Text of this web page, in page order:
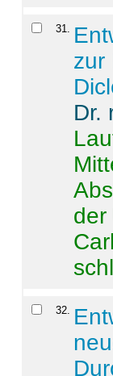
31.
zur
Dr.
der
32.